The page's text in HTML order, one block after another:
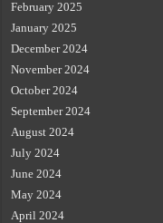
February 2025
January 2025
December 2024
November 2024
October 2024
September 2024
August 2024
July 2024
June 2024
May 2024
April 2024